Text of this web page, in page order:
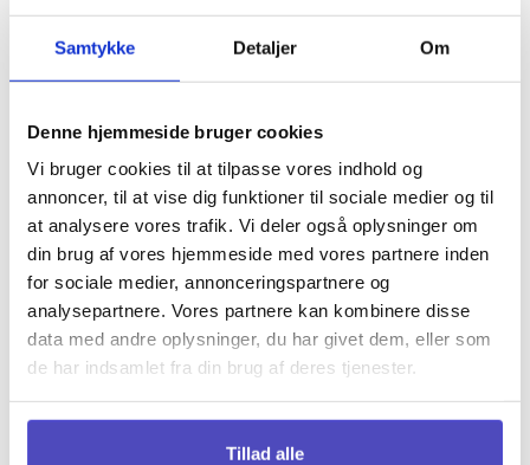
Samtykke Detaljer Om
Denne hjemmeside bruger cookies
Vi bruger cookies til at tilpasse vores indhold og
annoncer, til at vise dig funktioner til sociale medier og til
at analysere vores trafik. Vi deler også oplysninger om
din brug af vores hjemmeside med vores partnere inden
for sociale medier, annonceringspartnere og
analysepartnere. Vores partnere kan kombinere disse
data med andre oplysninger, du har givet dem, eller som
de har indsamlet fra din brug af deres tjenester.
Tillad alle
Michael Friis
Jørgensen
Michael Friis Jørgensen (1975) er uddannet revisor fra CBS
og har arbejdet med M&A og aktiemarkedet siden 2000 i
både TDC og Alm Brand Bank indtil han for nyligt skiftede til
rådgivningsvirksomheden HC Andersen Capital.
Michael Friis Jørgensens investeringsfilosofi er primært rettet
mod trends og temaer, hvor der forventes høj strukturel vækst
de kommende år. Michael Friis Jørgensens
investeringshorisont er mellem- til lang sigt.